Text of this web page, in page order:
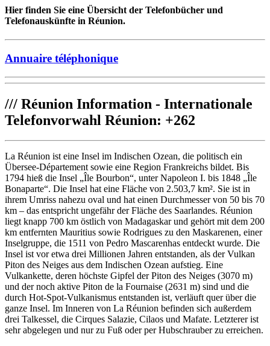
Hier finden Sie eine Übersicht der Telefonbücher und
Telefonauskünfte in Réunion.
Annuaire téléphonique
/// Réunion Information - Internationale
Telefonvorwahl Réunion: +262
La Réunion ist eine Insel im Indischen Ozean, die politisch ein
Übersee-Département sowie eine Region Frankreichs bildet. Bis
1794 hieß die Insel „Île Bourbon“, unter Napoleon I. bis 1848 „Île
Bonaparte“. Die Insel hat eine Fläche von 2.503,7 km². Sie ist in
ihrem Umriss nahezu oval und hat einen Durchmesser von 50 bis 70
km – das entspricht ungefähr der Fläche des Saarlandes. Réunion
liegt knapp 700 km östlich von Madagaskar und gehört mit dem 200
km entfernten Mauritius sowie Rodrigues zu den Maskarenen, einer
Inselgruppe, die 1511 von Pedro Mascarenhas entdeckt wurde. Die
Insel ist vor etwa drei Millionen Jahren entstanden, als der Vulkan
Piton des Neiges aus dem Indischen Ozean aufstieg. Eine
Vulkankette, deren höchste Gipfel der Piton des Neiges (3070 m)
und der noch aktive Piton de la Fournaise (2631 m) sind und die
durch Hot-Spot-Vulkanismus entstanden ist, verläuft quer über die
ganze Insel. Im Inneren von La Réunion befinden sich außerdem
drei Talkessel, die Cirques Salazie, Cilaos und Mafate. Letzterer ist
sehr abgelegen und nur zu Fuß oder per Hubschrauber zu erreichen.